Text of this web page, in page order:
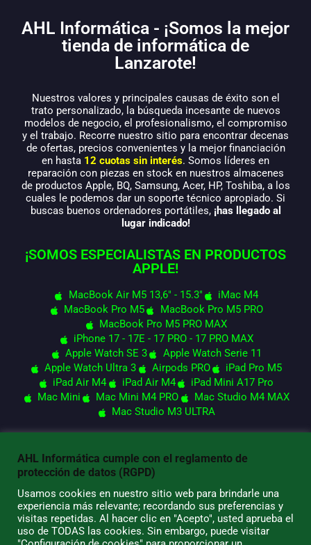
AHL Informática - ¡Somos la mejor
tienda de informática de
Lanzarote!
Nuestros valores y principales causas de éxito son el
trato personalizado, la búsqueda incesante de nuevos
modelos de negocio, el profesionalismo, el compromiso
y el trabajo. Recorre nuestro sitio para encontrar decenas
de ofertas, precios convenientes y la mejor financiación
en hasta 12 cuotas sin interés. Somos líderes en
reparación con piezas en stock en nuestros almacenes
de productos Apple, BQ, Samsung, Acer, HP, Toshiba, a los
cuales le podemos dar un soporte técnico apropiado. Si
buscas buenos ordenadores portátiles, ¡has llegado al
lugar indicado!
¡SOMOS ESPECIALISTAS EN PRODUCTOS
APPLE!
MacBook Air M5 13,6" - 15.3"
iMac M4
MacBook Pro M5
MacBook Pro M5 PRO
MacBook Pro M5 PRO MAX
iPhone 17 - 17E - 17 PRO - 17 PRO MAX
Apple Watch SE 3
Apple Watch Serie 11
Apple Watch Ultra 3
Airpods PRO
iPad Pro M5
iPad Air M4
iPad Air M4
iPad Mini A17 Pro
Mac Mini
Mac Mini M4 PRO
Mac Studio M4 MAX
Mac Studio M3 ULTRA
© 2026 AHL Informática
AHL Informática cumple con el reglamento de
protección de datos (RGPD)
Usamos cookies en nuestro sitio web para brindarle una
experiencia más relevante; recordando sus preferencias y
visitas repetidas. Al hacer clic en "Acepto", usted aprueba el
uso de TODAS las cookies. Sin embargo, puede visitar